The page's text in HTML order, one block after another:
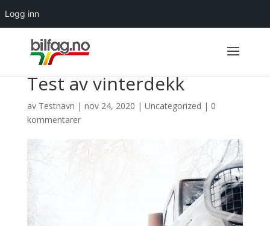
Logg inn
Test av vinterdekk
av Testnavn | nov 24, 2020 | Uncategorized | 0
kommentarer